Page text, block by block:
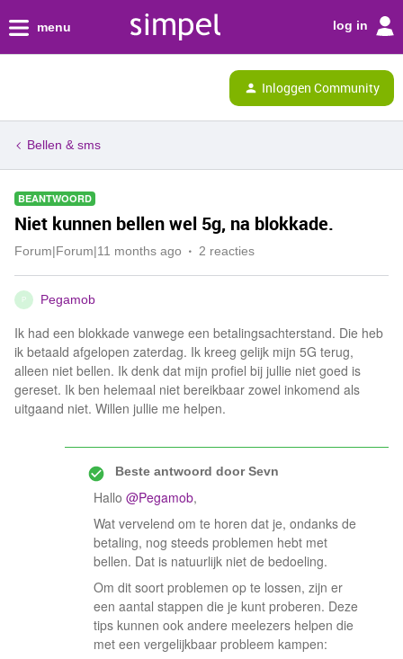
menu log in
Inloggen Community
Bellen & sms
BEANTWOORD
Niet kunnen bellen wel 5g, na blokkade.
Forum|Forum|11 months ago 2 reacties
P Pegamob
Ik had een blokkade vanwege een betalingsachterstand. Die heb
ik betaald afgelopen zaterdag. Ik kreeg gelijk mijn 5G terug,
alleen niet bellen. Ik denk dat mijn profiel bij jullie niet goed is
gereset. Ik ben helemaal niet bereikbaar zowel inkomend als
uitgaand niet. Willen jullie me helpen.
Beste antwoord doorSevn
Hallo ​ @Pegamob,
Wat vervelend om te horen dat je, ondanks de
betaling, nog steeds problemen hebt met
bellen. Dat is natuurlijk niet de bedoeling.
Om dit soort problemen op te lossen, zijn er
een aantal stappen die je kunt proberen. Deze
tips kunnen ook andere meelezers helpen die
met een vergelijkbaar probleem kampen: